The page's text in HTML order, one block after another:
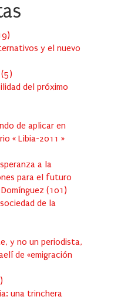
)
y el nuevo
(5)
del próximo
de aplicar en
« Libia-2011 »
a la
para el futuro
(101 )
de la
y no un periodista,
de «emigración
)
una trinchera